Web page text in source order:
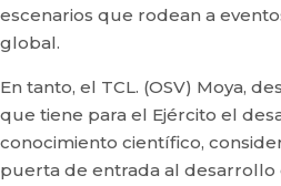
escenarios que rodean a
global.
En tanto, el TCL. (OSV) Moya,
que tiene para el Ejército el
conocimiento científico,
puerta de entrada al desarrollo